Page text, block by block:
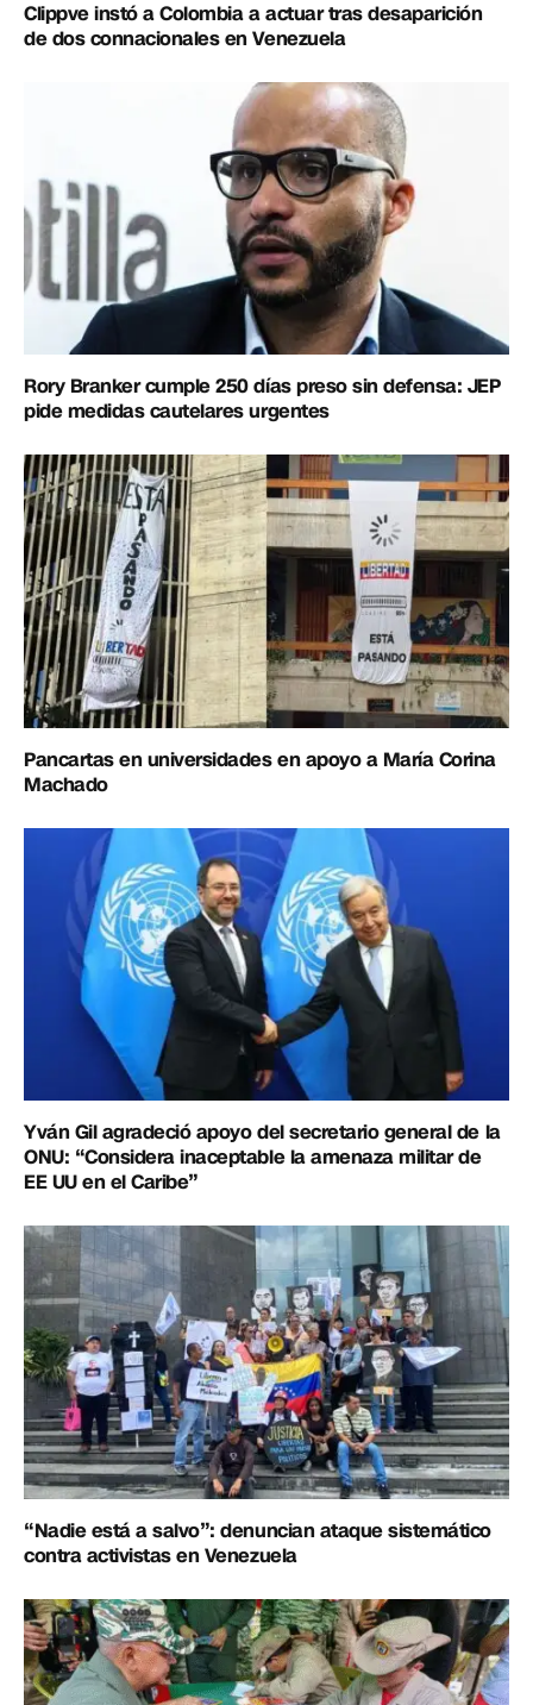
Clippve instó a Colombia a actuar tras desaparición
de dos connacionales en Venezuela
Rory Branker cumple 250 días preso sin defensa: JEP
pide medidas cautelares urgentes
Pancartas en universidades en apoyo a María Corina
Machado
Yván Gil agradeció apoyo del secretario general de la
ONU: “Considera inaceptable la amenaza militar de
EE UU en el Caribe”
“Nadie está a salvo”: denuncian ataque sistemático
contra activistas en Venezuela